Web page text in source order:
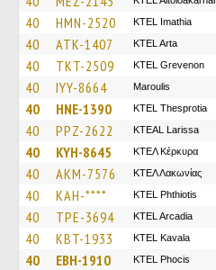
40 HMN-2520 KTEL Imathia
40 ATK-1407 KTEL Arta
40 TKT-2509 ΚΤΕL Grevenon
40 IYY-8664 Maroulis
40 HNE-1390 KTEL Thesprotia
40 PPZ-2622 KTEAL Larissa
40 KYH-8645 ΚΤΕΛ Κέρκυρα
40 AKM-7576 ΚΤΕΛ Λακωνίας
40 KAH-**** ΚΤΕL Phthiotis
40 TPE-3694 KTEL Arcadia
40 KBT-1933 KTEL Kavala
40 EBH-1910 ΚΤΕL Phocis